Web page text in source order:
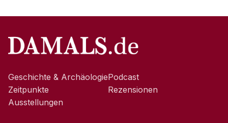
Geschichte & Archäologie
Zeitpunkte
Ausstellungen
Podcast
Rezensionen